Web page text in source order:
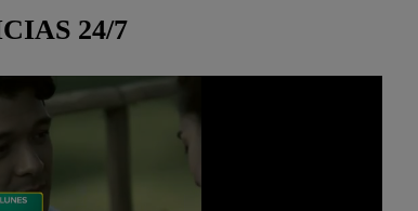
24/7